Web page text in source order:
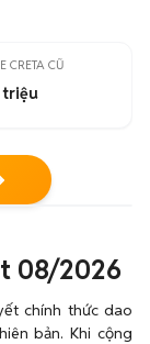
CRETA CŨ
triệu
08/2026
chính thức dao
bản. Khi cộng